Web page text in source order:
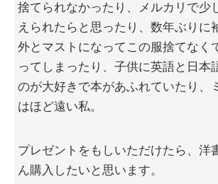
捨てられなかったり、メルカリで少
えられたらと思ったり、数年ぶりに
外とマストになってこの服捨てなく
ってしまったり、子供に英語と日本
のが大好きで本があふれていたり、
はほど遠い私。
プレゼントをもしいただけたら、洋
ん購入したいと思います。